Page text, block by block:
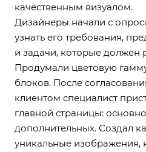
качественным визуалом.
Дизайнеры начали с
узнать его требования,
и задачи, которые должен
Продумали цветовую
блоков. После
клиентом специалист
главной страницы:
дополнительных. Создал
уникальные изображения,